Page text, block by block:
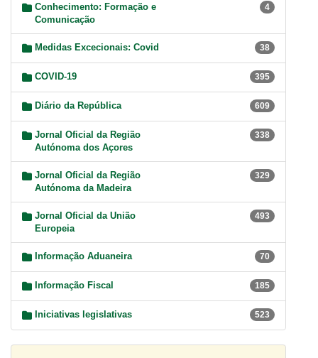
Conhecimento: Formação e
Comunicação
4
Medidas Excecionais: Covid 38
COVID-19 395
Diário da República 609
Jornal Oficial da Região
Autónoma dos Açores
338
Jornal Oficial da Região
Autónoma da Madeira
329
Jornal Oficial da União
Europeia
493
Informação Aduaneira 70
Informação Fiscal 185
Iniciativas legislativas 523